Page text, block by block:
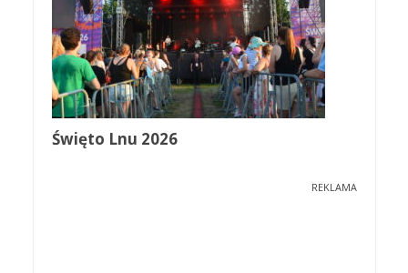
Święto Lnu 2026
REKLAMA